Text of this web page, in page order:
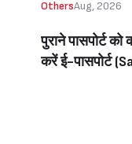
OthersAug, 2026
पुराने पासपोर्ट
करें ई-पासपोर्ट